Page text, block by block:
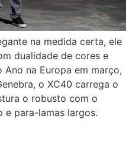
na medida certa, ele
dualidade de cores e
na Europa em março,
o XC40 carrega o
o robusto com o
e para-lamas largos.